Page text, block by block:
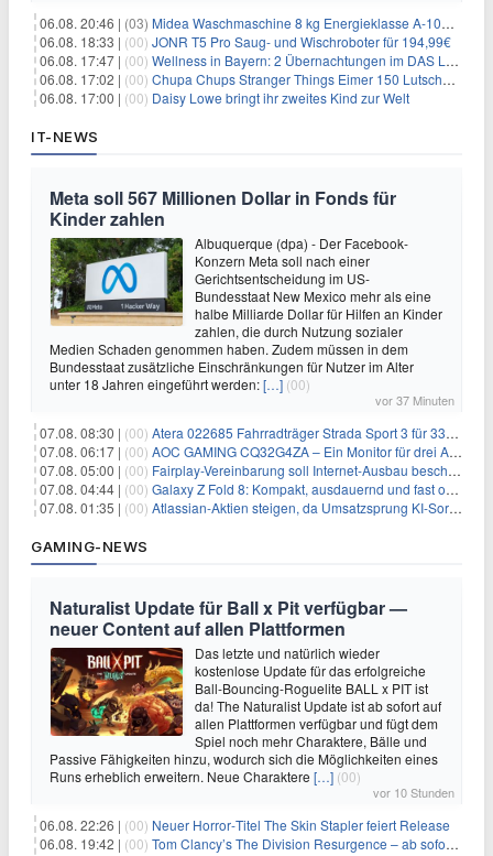
06.08. 20:46 | (03) Midea Waschmaschine 8 kg Energieklasse A-10% 1400 U/Min für 289,97€
06.08. 18:33 | (00) JONR T5 Pro Saug- und Wischroboter für 194,99€
06.08. 17:47 | (00) Wellness in Bayern: 2 Übernachtungen im DAS LUDWIG Sports Resort inkl. HP + Wellness ab 174€ p.P.
06.08. 17:02 | (00) Chupa Chups Stranger Things Eimer 150 Lutscher für 21,95€
06.08. 17:00 | (00) Daisy Lowe bringt ihr zweites Kind zur Welt
IT-NEWS
Meta soll 567 Millionen Dollar in Fonds für
Kinder zahlen
Albuquerque (dpa) - Der Facebook-
Konzern Meta soll nach einer
Gerichtsentscheidung im US-
Bundesstaat New Mexico mehr als eine
halbe Milliarde Dollar für Hilfen an Kinder
zahlen, die durch Nutzung sozialer
Medien Schaden genommen haben. Zudem müssen in dem
Bundesstaat zusätzliche Einschränkungen für Nutzer im Alter
unter 18 Jahren eingeführt werden:[…] (00)
vor 37 Minuten
07.08. 08:30 | (00) Atera 022685 Fahrradträger Strada Sport 3 für 337,48€
07.08. 06:17 | (00) AOC GAMING CQ32G4ZA – Ein Monitor für drei Arten von Spielen
07.08. 05:00 | (00) Fairplay-Vereinbarung soll Internet-Ausbau beschleunigen
07.08. 04:44 | (00) Galaxy Z Fold 8: Kompakt, ausdauernd und fast ohne Falte
07.08. 01:35 | (00) Atlassian-Aktien steigen, da Umsatzsprung KI-Sorgen dämpft
GAMING-NEWS
Naturalist Update für Ball x Pit verfügbar —
neuer Content auf allen Plattformen
Das letzte und natürlich wieder
kostenlose Update für das erfolgreiche
Ball-Bouncing-Roguelite BALL x PIT ist
da! The Naturalist Update ist ab sofort auf
allen Plattformen verfügbar und fügt dem
Spiel noch mehr Charaktere, Bälle und
Passive Fähigkeiten hinzu, wodurch sich die Möglichkeiten eines
Runs erheblich erweitern. Neue Charaktere […] (00)
vor 10 Stunden
06.08. 22:26 | (00) Neuer Horror‑Titel The Skin Stapler feiert Release
06.08. 19:42 | (00) Tom Clancy’s The Division Resurgence – ab sofort für euch verfügbar